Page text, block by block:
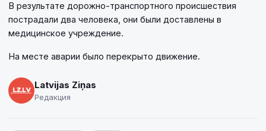
В результате дорожно-транспортного происшествия
пострадали два человека, они были доставлены в
медицинское учреждение.
На месте аварии было перекрыто движение.
Latvijas Ziņas
Редакция